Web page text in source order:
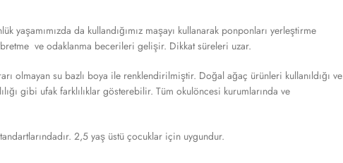
yaşamımızda da kullandığımız maşayı kullanarak ponponları yerleştirme
ve odaklanma becerileri gelişir. Dikkat süreleri uzar.
olmayan su bazlı boya ile renklendirilmiştir. Doğal ağaç ürünleri kullanıldığı ve
gibi ufak farklılıklar gösterebilir. Tüm okulöncesi kurumlarında ve
2,5 yaş üstü çocuklar için uygundur.